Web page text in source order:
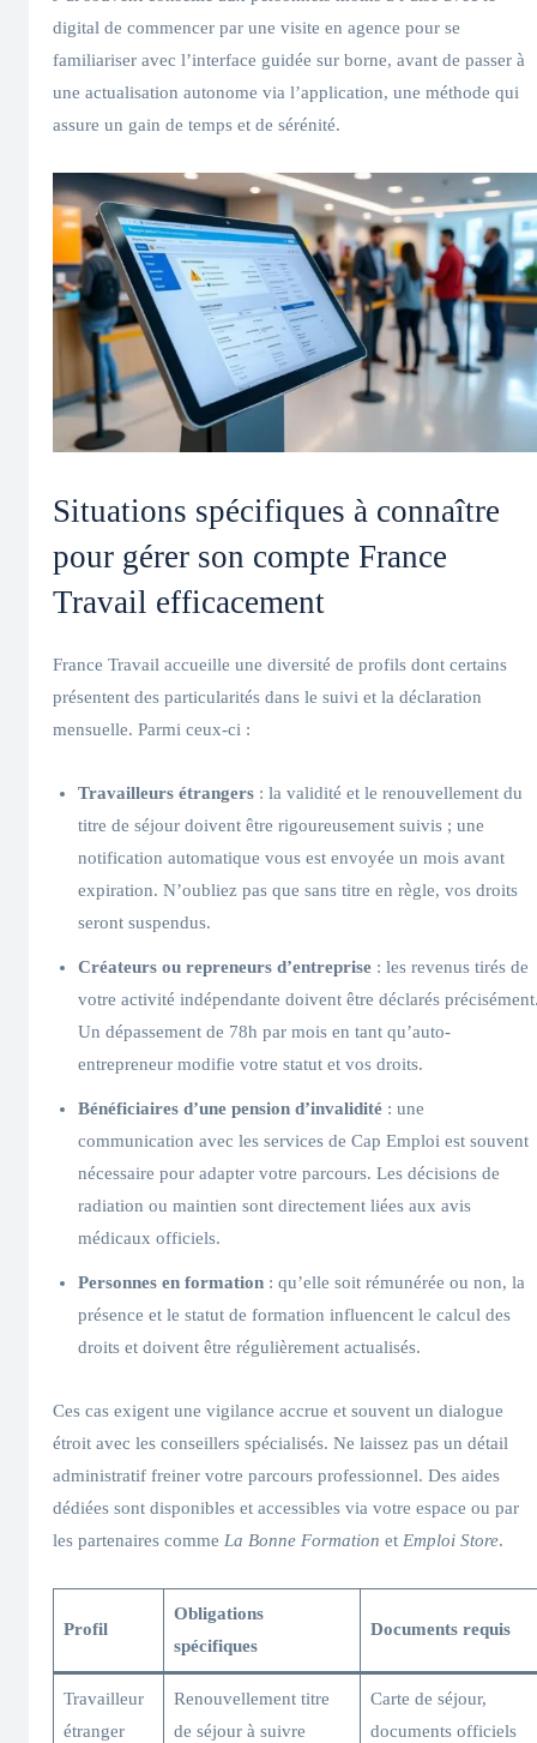
digital de commencer par une visite en agence pour se
familiariser avec l’interface guidée sur borne, avant de passer à
une actualisation autonome via l’application, une méthode qui
assure un gain de temps et de sérénité.
Situations spécifiques à connaître
pour gérer son compte France
Travail efficacement
France Travail accueille une diversité de profils dont certains
présentent des particularités dans le suivi et la déclaration
mensuelle. Parmi ceux-ci :
Travailleurs étrangers : la validité et le renouvellement du
titre de séjour doivent être rigoureusement suivis ; une
notification automatique vous est envoyée un mois avant
expiration. N’oubliez pas que sans titre en règle, vos droits
seront suspendus.
Créateurs ou repreneurs d’entreprise : les revenus tirés de
votre activité indépendante doivent être déclarés
Un dépassement de 78h par mois en tant qu’auto-
entrepreneur modifie votre statut et vos droits.
Bénéficiaires d’une pension d’invalidité : une
communication avec les services de Cap Emploi est souvent
nécessaire pour adapter votre parcours. Les décisions de
radiation ou maintien sont directement liées aux avis
médicaux officiels.
Personnes en formation : qu’elle soit rémunérée ou non, la
présence et le statut de formation influencent le calcul des
droits et doivent être régulièrement actualisés.
Ces cas exigent une vigilance accrue et souvent un dialogue
étroit avec les conseillers spécialisés. Ne laissez pas un détail
administratif freiner votre parcours professionnel. Des aides
dédiées sont disponibles et accessibles via votre espace ou par
les partenaires comme La Bonne Formation et Emploi Store.
Profil
Obligations
spécifiques
Documents requis
Travailleur
étranger
Renouvellement titre
de séjour à suivre
Carte de séjour,
documents officiels